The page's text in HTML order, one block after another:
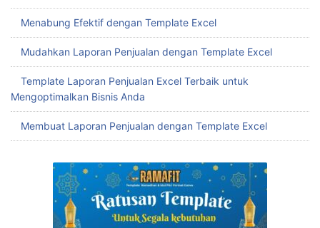
Menabung Efektif dengan Template Excel
Mudahkan Laporan Penjualan dengan Template Excel
Template Laporan Penjualan Excel Terbaik untuk
Mengoptimalkan Bisnis Anda
Membuat Laporan Penjualan dengan Template Excel